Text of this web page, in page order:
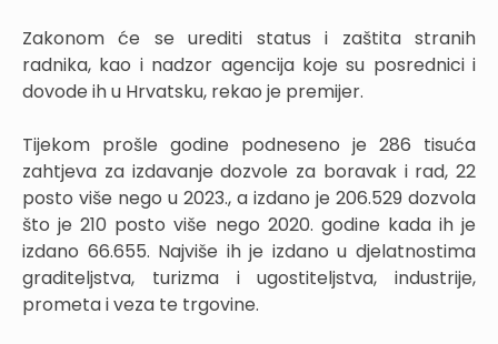
Zakonom će se urediti status i zaštita stranih
radnika, kao i nadzor agencija koje su posrednici i
dovode ih u Hrvatsku, rekao je premijer.
Tijekom prošle godine podneseno je 286 tisuća
zahtjeva za izdavanje dozvole za boravak i rad, 22
posto više nego u 2023., a izdano je 206.529 dozvola
što je 210 posto više nego 2020. godine kada ih je
izdano 66.655. Najviše ih je izdano u djelatnostima
graditeljstva, turizma i ugostiteljstva, industrije,
prometa i veza te trgovine.